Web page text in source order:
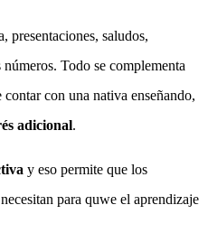
presentaciones, saludos,
Todo se complementa
con una nativa enseñando,
adicional.
y eso permite que los
para quwe el aprendizaje